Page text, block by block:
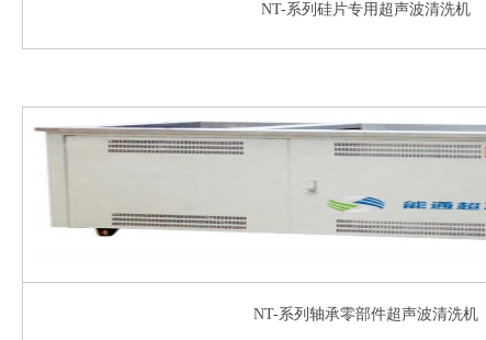
NT-系列硅片专用超声波清洗机
NT-系列轴承零部件超声波清洗机